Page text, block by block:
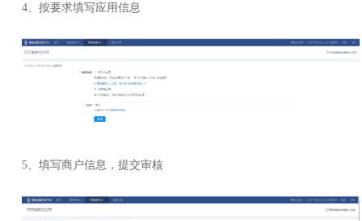
4、按要求填写应用信息
5、填写商户信息，提交审核